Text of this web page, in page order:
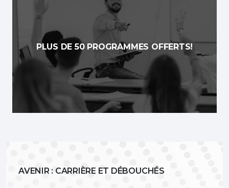
PLUS DE 50 PROGRAMMES OFFERTS!
AVENIR : CARRIÈRE ET DÉBOUCHÉS